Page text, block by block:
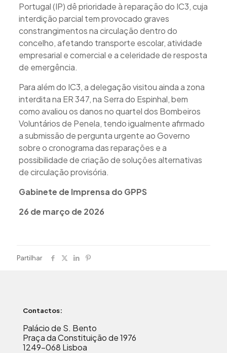
Portugal (IP) dê prioridade à reparação do IC3, cuja
interdição parcial tem provocado graves
constrangimentos na circulação dentro do
concelho, afetando transporte escolar, atividade
empresarial e comercial e a celeridade de resposta
de emergência.
Para além do IC3, a delegação visitou ainda a zona
interdita na ER 347, na Serra do Espinhal, bem
como avaliou os danos no quartel dos Bombeiros
Voluntários de Penela, tendo igualmente afirmado
a submissão de pergunta urgente ao Governo
sobre o cronograma das reparações e a
possibilidade de criação de soluções alternativas
de circulação provisória.
Gabinete de Imprensa do GPPS
26 de março de 2026
Partilhar
Contactos:
Palácio de S. Bento
Praça da Constituição de 1976
1249-068 Lisboa